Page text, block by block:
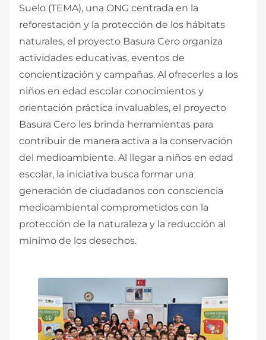
Suelo (TEMA), una ONG centrada en la
reforestación y la protección de los hábitats
naturales, el proyecto Basura Cero organiza
actividades educativas, eventos de
concientización y campañas. Al ofrecerles a los
niños en edad escolar conocimientos y
orientación práctica invaluables, el proyecto
Basura Cero les brinda herramientas para
contribuir de manera activa a la conservación
del medioambiente. Al llegar a niños en edad
escolar, la iniciativa busca formar una
generación de ciudadanos con consciencia
medioambiental comprometidos con la
protección de la naturaleza y la reducción al
mínimo de los desechos.